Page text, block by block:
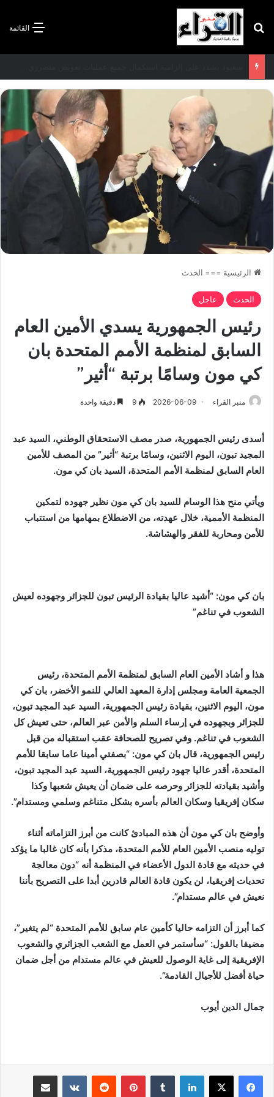
القائمة بحث عن
الرئيسية === الحدث
الحدث عاجل
رئيس الجمهورية يسدي الأمين العام
السابق لمنظمة الأمم المتحدة بان
كي مون وسامًا برتبة “أثير”
منبر القراء 2026-06-09
9 دقيقة واحدة
أسدى رئيس الجمهورية، صدر مصف الاستحقاق الوطني، السيد عبد
المجيد تبون، اليوم الاثنين، وسامًا برتبة “أثير” من المصف للأمين
العام السابق لمنظمة الأمم المتحدة، السيد بان كي مون.
ويأتي منح هذا الوسام للسيد بان كي مون نظير جهوده لتمكين
المنظمة الأممية، خلال عهدته، من الاضطلاع بمهامها من استتباب
للأمن ومحاربة للفقر والهشاشة.
بان كي مون: “أشيد عاليا بقيادة الرئيس تبون للجزائر وجهوده لعيش
الشعوب في تناغم”
هذا و أشاد الأمين العام السابق لمنظمة الأمم المتحدة، رئيس
الجمعية العامة ومجلس إدارة المعهد العالي للنمو الأخضر، بان كي
مون، اليوم الاثنين، بقيادة رئيس الجمهورية، السيد عبد المجيد تبون،
للجزائر وبجهوده في إرساء السلم والأمن عبر العالم، حتى تعيش كل
الشعوب في تناغم. وفي تصريح للصحافة عقب استقباله من قبل
رئيس الجمهورية، قال بان كي مون: “بصفتي أمينا عاما سابقا للأمم
المتحدة، أقدر عاليا جهود رئيس الجمهورية، السيد عبد المجيد تبون،
وأشيد بقيادته للجزائر وحرصه على ضمان أن يعيش شعبها وكذا
سكان إفريقيا وسكان العالم بأسره بشكل متناغم وسلمي ومستدام”.
وأوضح بان كي مون أن هذه المبادئ كانت من أبرز التزاماته أثناء
توليه منصب الأمين العام للأمم المتحدة، مذكرا بأنه كان غالبا ما يؤكد
في حديثه مع قادة الدول الأعضاء في المنظمة أنه “دون معالجة
تحديات إفريقيا، لن يكون قادة العالم قادرين أبدا على التصريح بأننا
نعيش في عالم مستدام”.
كما أبرز أن التزامه حاليا كأمين عام سابق للأمم المتحدة “لم يتغير”،
مضيفا بالقول: “سأستمر في العمل مع الشعب الجزائري والشعوب
الإفريقية إلى غاية الوصول للعيش في عالم مستدام من أجل ضمان
حياة أفضل للأجيال القادمة”.
جمال الدين أيوب
لينكدإن بينتيريست